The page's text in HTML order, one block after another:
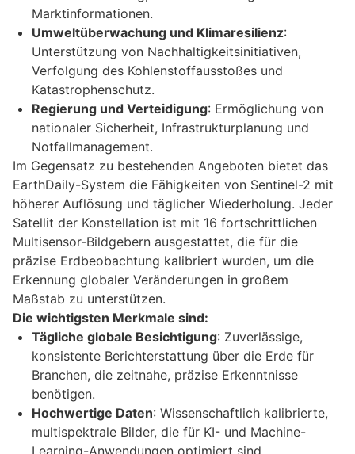
Marktinformationen.
Umweltüberwachung und Klimaresilienz:
Unterstützung von Nachhaltigkeitsinitiativen,
Verfolgung des Kohlenstoffausstoßes und
Katastrophenschutz.
Regierung und Verteidigung: Ermöglichung von
nationaler Sicherheit, Infrastrukturplanung und
Notfallmanagement.
Im Gegensatz zu bestehenden Angeboten bietet das
EarthDaily-System die Fähigkeiten von Sentinel-2 mit
höherer Auflösung und täglicher Wiederholung. Jeder
Satellit der Konstellation ist mit 16 fortschrittlichen
Multisensor-Bildgebern ausgestattet, die für die
präzise Erdbeobachtung kalibriert wurden, um die
Erkennung globaler Veränderungen in großem
Maßstab zu unterstützen.
Die wichtigsten Merkmale sind:
Tägliche globale Besichtigung: Zuverlässige,
konsistente Berichterstattung über die Erde für
Branchen, die zeitnahe, präzise Erkenntnisse
benötigen.
Hochwertige Daten: Wissenschaftlich kalibrierte,
multispektrale Bilder, die für KI- und Machine-